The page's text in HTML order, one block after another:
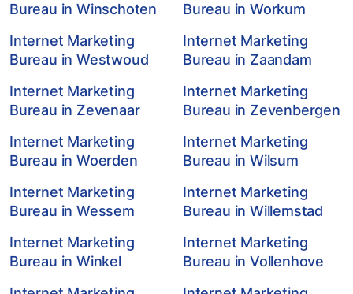
Bureau in Winschoten
Bureau in Workum
Internet Marketing
Bureau in Westwoud
Internet Marketing
Bureau in Zaandam
Internet Marketing
Bureau in Zevenaar
Internet Marketing
Bureau in Zevenbergen
Internet Marketing
Bureau in Woerden
Internet Marketing
Bureau in Wilsum
Internet Marketing
Bureau in Wessem
Internet Marketing
Bureau in Willemstad
Internet Marketing
Bureau in Winkel
Internet Marketing
Bureau in Vollenhove